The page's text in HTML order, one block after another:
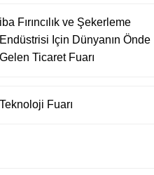
iba Fırıncılık ve Şekerleme
Endüstrisi Için Dünyanın Önde
Gelen Ticaret Fuarı
Teknoloji Fuarı